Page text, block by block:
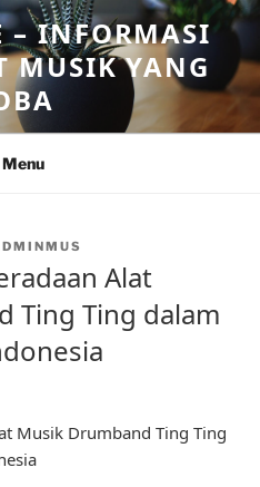
– INFORMASI
MUSIK YANG
Menu
Alat
Ting Ting dalam
Musik Drumband Ting Ting